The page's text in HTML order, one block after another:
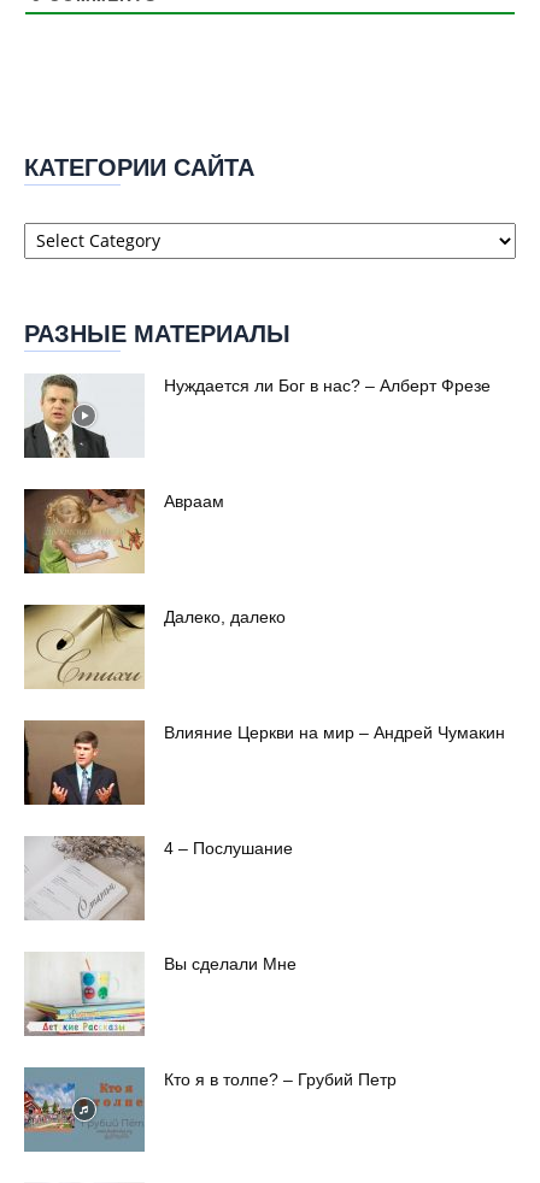
КАТЕГОРИИ САЙТА
Категории
сайта
РАЗНЫЕ МАТЕРИАЛЫ
Нуждается ли Бог в нас? – Алберт Фрезе
Авраам
Далеко, далеко
Влияние Церкви на мир – Андрей Чумакин
4 – Послушание
Вы сделали Мне
Кто я в толпе? – Грубий Петр